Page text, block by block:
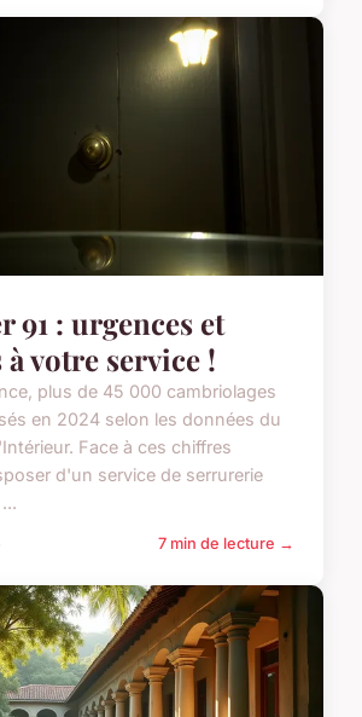
91 : urgences et
votre service !
plus de 45 000 cambriolages
en 2024 selon les données du
Face à ces chiffres
d'un service de serrurerie
7 min de lecture →